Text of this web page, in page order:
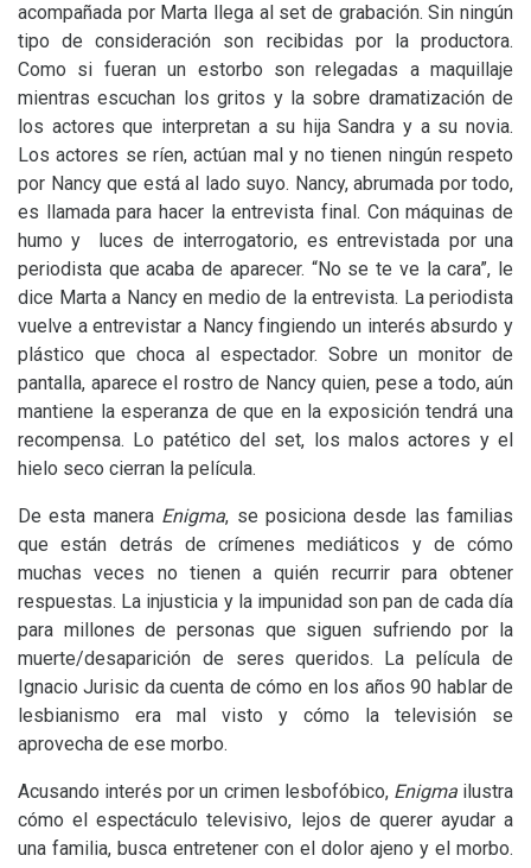
acompañada por Marta llega al set de grabación. Sin ningún
tipo de consideración son recibidas por la productora.
Como si fueran un estorbo son relegadas a maquillaje
mientras escuchan los gritos y la sobre dramatización de
los actores que interpretan a su hija Sandra y a su novia.
Los actores se ríen, actúan mal y no tienen ningún respeto
por Nancy que está al lado suyo. Nancy, abrumada por todo,
es llamada para hacer la entrevista final. Con máquinas de
humo y luces de interrogatorio, es entrevistada por una
periodista que acaba de aparecer. “No se te ve la cara”, le
dice Marta a Nancy en medio de la entrevista. La periodista
vuelve a entrevistar a Nancy fingiendo un interés absurdo y
plástico que choca al espectador. Sobre un monitor de
pantalla, aparece el rostro de Nancy quien, pese a todo, aún
mantiene la esperanza de que en la exposición tendrá una
recompensa. Lo patético del set, los malos actores y el
hielo seco cierran la película.
De esta manera Enigma, se posiciona desde las familias
que están detrás de crímenes mediáticos y de cómo
muchas veces no tienen a quién recurrir para obtener
respuestas. La injusticia y la impunidad son pan de cada día
para millones de personas que siguen sufriendo por la
muerte/desaparición de seres queridos. La película de
Ignacio Jurisic da cuenta de cómo en los años 90 hablar de
lesbianismo era mal visto y cómo la televisión se
aprovecha de ese morbo.
Acusando interés por un crimen lesbofóbico, Enigmailustra
cómo el espectáculo televisivo, lejos de querer ayudar a
una familia, busca entretener con el dolor ajeno y el morbo.